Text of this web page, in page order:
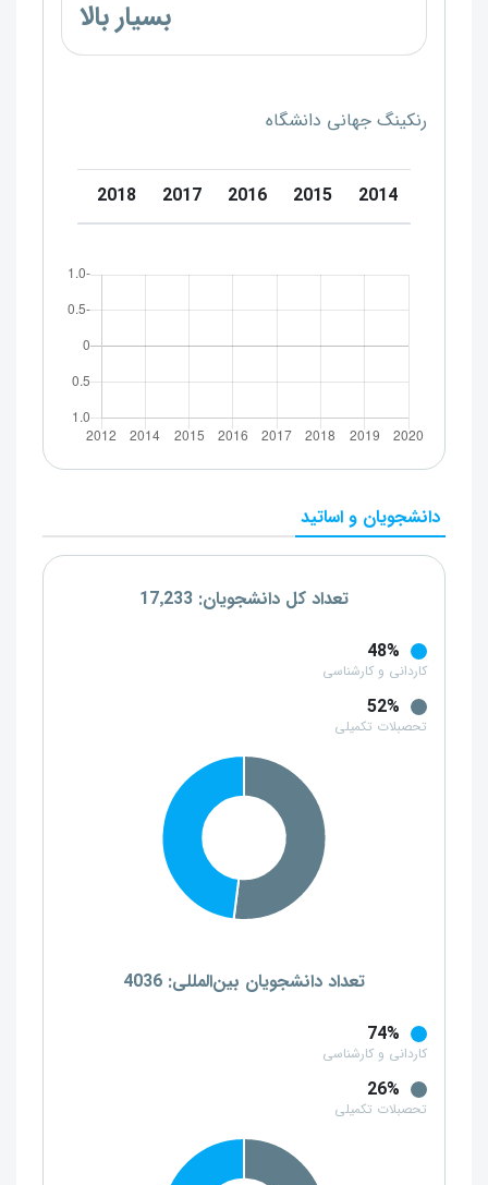
بسیار بالا
رنکینگ جهانی دانشگاه
2014
2015
2016
2017
2018
دانشجویان و اساتید
تعداد کل دانشجویان: 17٬233
48%
کاردانی و کارشناسی
52%
تحصبلات تکمیلی
تعداد دانشجویان بین‌المللی: 4036
74%
کاردانی و کارشناسی
26%
تحصبلات تکمیلی